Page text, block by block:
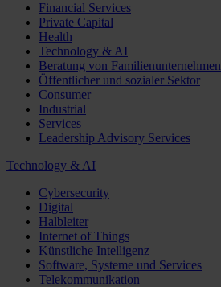
Financial Services
Private Capital
Health
Technology & AI
Beratung von Familienunternehmen
Öffentlicher und sozialer Sektor
Consumer
Industrial
Services
Leadership Advisory Services
Technology & AI
Cybersecurity
Digital
Halbleiter
Internet of Things
Künstliche Intelligenz
Software, Systeme und Services
Telekommunikation